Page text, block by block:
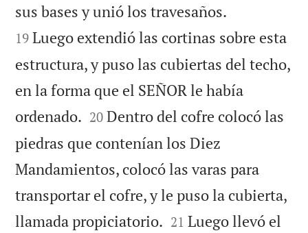
sus bases y unió los travesaños.
19 Luego extendió las cortinas sobre esta
estructura, y puso las cubiertas del techo,
en la forma que el SEÑOR le había
ordenado. 

20 Dentro del cofre colocó las
piedras que contenían los Diez
Mandamientos, colocó las varas para
transportar el cofre, y le puso la cubierta,
llamada propiciatorio. 

21 Luego llevó el